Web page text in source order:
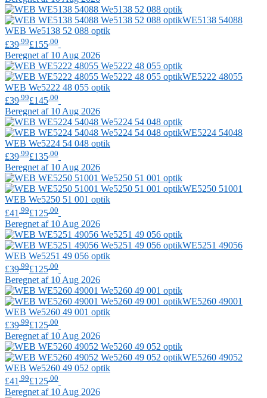
WE5138 54088
WEB We5138 52 088 optik
£39 .99£155 .00
Beregnet af 10 Aug 2026
WE5222 48055
WEB We5222 48 055 optik
£39 .99£145 .00
Beregnet af 10 Aug 2026
WE5224 54048
WEB We5224 54 048 optik
£39 .99£135 .00
Beregnet af 10 Aug 2026
WE5250 51001
WEB We5250 51 001 optik
£41 .99£125 .00
Beregnet af 10 Aug 2026
WE5251 49056
WEB We5251 49 056 optik
£39 .99£125 .00
Beregnet af 10 Aug 2026
WE5260 49001
WEB We5260 49 001 optik
£39 .99£125 .00
Beregnet af 10 Aug 2026
WE5260 49052
WEB We5260 49 052 optik
£41.99£125.00
Beregnet af 10 Aug 2026